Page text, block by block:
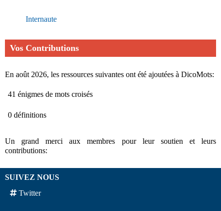
Internaute
Vos Contributions
En août 2026, les ressources suivantes ont été ajoutées à DicoMots:
41 énigmes de mots croisés
0 définitions
Un grand merci aux membres pour leur soutien et leurs
contributions:
SUIVEZ NOUS
Twitter